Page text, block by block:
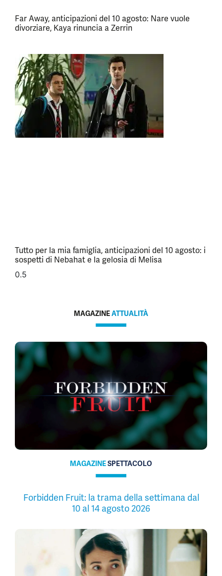
Far Away, anticipazioni del 10 agosto: Nare vuole
divorziare, Kaya rinuncia a Zerrin
Tutto per la mia famiglia, anticipazioni del 10 agosto: i
sospetti di Nebahat e la gelosia di Melisa
MAGAZINEATTUALITÀ
MAGAZINESPETTACOLO
Forbidden Fruit: la trama della settimana dal
10 al 14 agosto 2026